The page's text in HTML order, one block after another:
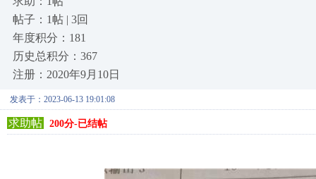
帖子：1帖 | 3回
年度积分：181
历史总积分：367
注册：2020年9月10日
发表于：2023-06-13 19:01:08
求助帖 200分-已结帖